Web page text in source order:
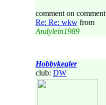
comment on comment
Re: Re: wkw from
Andylein1989
Hobbykegler
club: DW